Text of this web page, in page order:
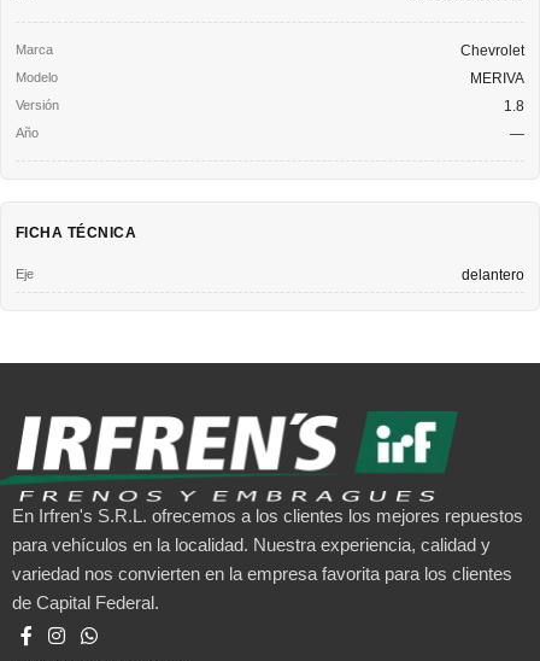
Chevrolet
MERIVA
1.8
—
FICHA TÉCNICA
Eje delantero
En Irfren's S.R.L. ofrecemos a los clientes los mejores repuestos
para vehículos en la localidad. Nuestra experiencia, calidad y
variedad nos convierten en la empresa favorita para los clientes
de Capital Federal.